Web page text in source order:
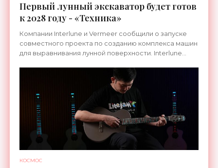
Первый лунный экскаватор будет готов
к 2028 году - «Техника»
Компании Interlune и Vermeer сообщили о запуске
совместного проекта по созданию комплекса машин
для выравнивания лунной поверхности. Interlune
КОСМОС